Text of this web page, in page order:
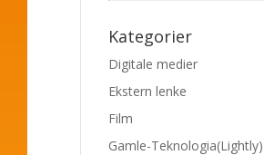
Kategorier
Digitale medier
Ekstern lenke
Film
Gamle-Teknologia(Lightly)